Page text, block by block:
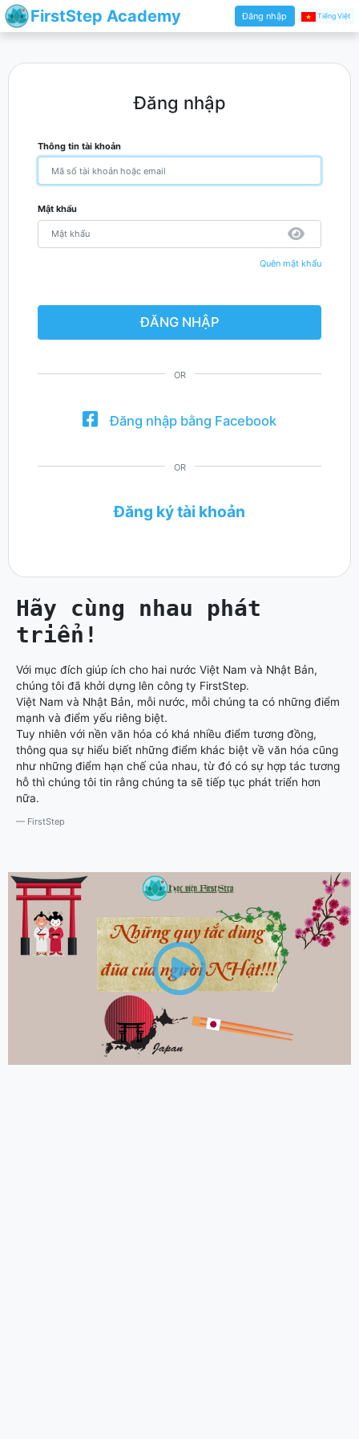
FirstStep Academy Đăng nhập Tiếng Việt
Đăng nhập
Thông tin tài khoản
Mật khẩu
Quên mật khẩu
ĐĂNG NHẬP
OR
Đăng nhập bằng Facebook
OR
Đăng ký tài khoản
Hãy cùng nhau phát
triển!
Với mục đích giúp ích cho hai nước Việt Nam và Nhật Bản,
chúng tôi đã khởi dựng lên công ty FirstStep.
Việt Nam và Nhật Bản, mỗi nước, mỗi chúng ta có những điểm
mạnh và điểm yếu riêng biệt.
Tuy nhiên với nền văn hóa có khá nhiều điểm tương đồng,
thông qua sự hiểu biết những điểm khác biệt về văn hóa cũng
như những điểm hạn chế của nhau, từ đó có sự hợp tác tương
hỗ thì chúng tôi tin rằng chúng ta sẽ tiếp tục phát triển hơn
nữa.
FirstStep